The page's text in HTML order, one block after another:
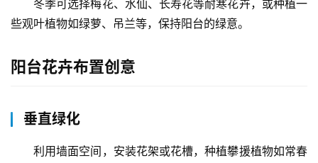
冬季可选择梅花、水仙、长寿花等耐寒花卉，或种植一
些观叶植物如绿萝、吊兰等，保持阳台的绿意。
阳台花卉布置创意
垂直绿化
利用墙面空间，安装花架或花槽，种植攀援植物如常春